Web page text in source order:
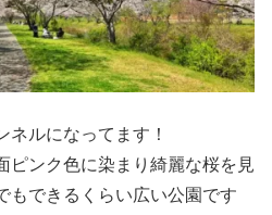
ネルになってます！
ピンク色に染まり綺麗な桜を見
もできるくらい広い公園です